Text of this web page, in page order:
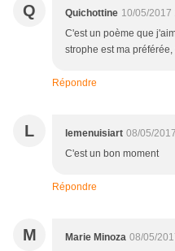
Q Quichottine 10/05/2017
C'est un poème que
strophe est ma
Répondre
L lemenuisiart 08/05/
C'est un bon moment
Répondre
M Marie Minoza 08/05/